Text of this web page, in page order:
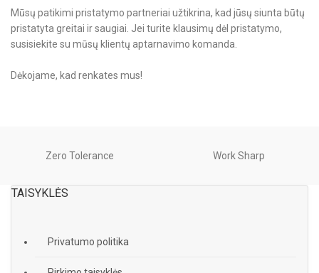
Mūsų patikimi pristatymo partneriai užtikrina, kad jūsų siunta būtų
pristatyta greitai ir saugiai. Jei turite klausimų dėl pristatymo,
susisiekite su mūsų klientų aptarnavimo komanda.
Dėkojame, kad renkates mus!
Zero Tolerance Work Sharp
TAISYKLĖS
Privatumo politika